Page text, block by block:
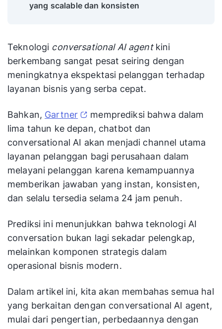
yang scalable dan konsisten
Teknologi conversational AI agentkini
berkembang sangat pesat seiring dengan
meningkatnya ekspektasi pelanggan terhadap
layanan bisnis yang serba cepat.
Bahkan, Gartner
memprediksi bahwa dalam
lima tahun ke depan, chatbot dan
conversational AI akan menjadi channel utama
layanan pelanggan bagi perusahaan dalam
melayani pelanggan karena kemampuannya
memberikan jawaban yang instan, konsisten,
dan selalu tersedia selama 24 jam penuh.
Prediksi ini menunjukkan bahwa teknologi AI
conversation bukan lagi sekadar pelengkap,
melainkan komponen strategis dalam
operasional bisnis modern.
Dalam artikel ini, kita akan membahas semua hal
yang berkaitan dengan conversational AI agent,
mulai dari pengertian, perbedaannya dengan